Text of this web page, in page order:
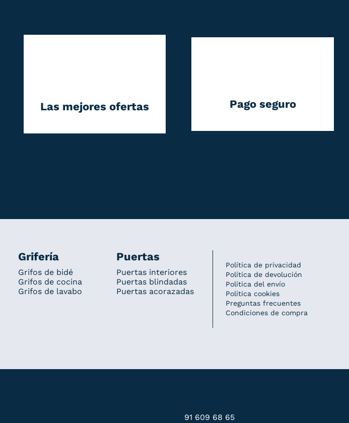
Las mejores ofertas Pago seguro
Grifería
Grifos de bidé
Grifos de cocina
Grifos de lavabo
Puertas
Puertas interiores
Puertas blindadas
Puertas acorazadas
Política de privacidad
Política de devolución
Política del envío
Política cookies
Preguntas frecuentes
Condiciones de compra
91 609 68 65